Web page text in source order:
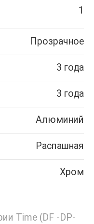
1
Прозрачное
3 года
3 года
Алюминий
Распашная
Хром
Time (DF -DP-